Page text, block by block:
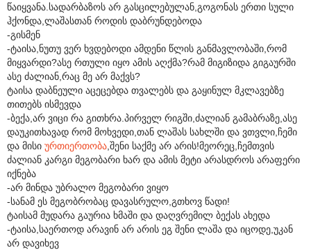
წაიყვანა.სადარბაზოს არ გასცილებულან,გოგონას ერთი სული
ჰქონდა,ლაშასთან როდის დაბრუნდებოდა
-გისმენ
-ტაისა,ნუთუ ვერ ხვდებოდი ამდენი წლის განმავლობაში,რომ
მიყვარდი?ასე რთული იყო ამის აღქმა?რამ მიგიზიდა გიგაურში
ასე ძალიან,რაც მე არ მაქვს?
ტაისა დაბნეული აცეცებდა თვალებს და გაყინულ მკლავებზე
თითებს ისმევდა
-ბექა,არ ვიცი რა გითხრა.პირველ რიგში,ძალიან გამაბრაზე,ასე
დაუკითხავად რომ მოხვედი,თან ლაშას სახლში და ვთვლი,ჩემი
და მისი ურთიერთობა ,შენი საქმე არ არის!მეორეც,ჩემთვის
ძალიან კარგი მეგობარი ხარ და ამის მეტი არასდროს არაფერი
იქნება
-არ მინდა უბრალო მეგობარი ვიყო
-სანამ ეს მეგობრობაც დავასრულო,გთხოვ წადი!
ტაისამ მუდარა გაურია ხმაში და დაღვრემილ ბექას ახედა
-ტაისა,საერთოდ არავინ არ არის ეგ შენი ლაშა და იცოდე,უკან
არ დავიხევ